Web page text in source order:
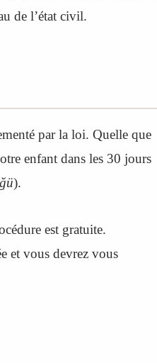
de l’état civil.
par la loi. Quelle que
enfant dans les 30 jours
).
est gratuite.
et vous devrez vous